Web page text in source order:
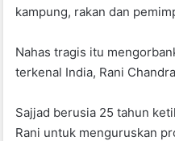
kampung, rakan dan
Nahas tragis itu
terkenal India, Rani
Sajjad berusia 25 tahun
Rani untuk menguruskan